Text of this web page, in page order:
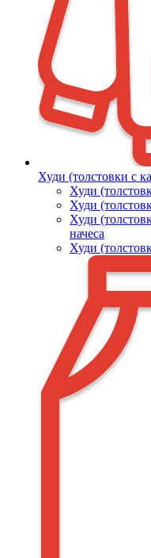
Худи (толстовки с
Худи
Худи
Худи
начеса
Худи